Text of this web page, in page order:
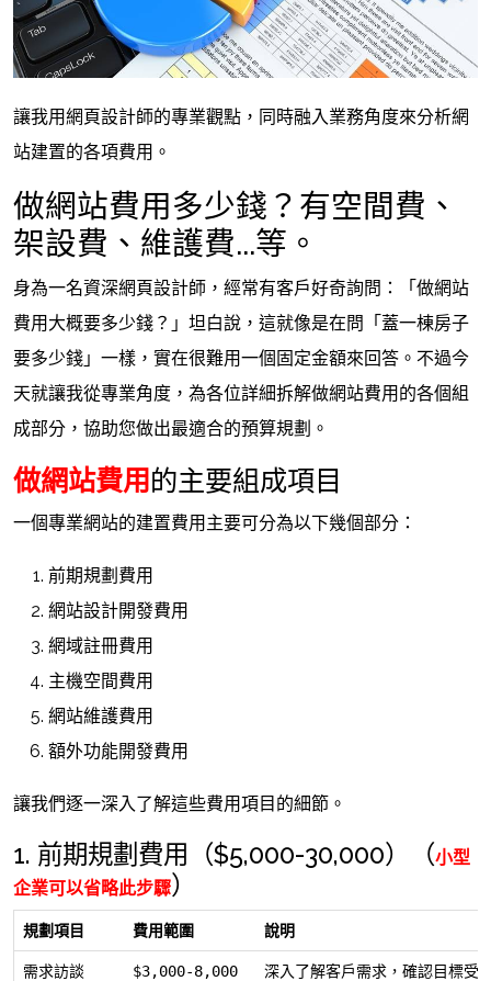
讓我用網頁設計師的專業觀點，同時融入業務角度來分析網
站建置的各項費用。
做網站費用多少錢？有空間費、
架設費、維護費...等。
身為一名資深網頁設計師，經常有客戶好奇詢問：「做網站
費用大概要多少錢？」坦白說，這就像是在問「蓋一棟房子
要多少錢」一樣，實在很難用一個固定金額來回答。不過今
天就讓我從專業角度，為各位詳細拆解做網站費用的各個組
成部分，協助您做出最適合的預算規劃。
做網站費用 的主要組成項目
一個專業網站的建置費用主要可分為以下幾個部分：
前期規劃費用
網站設計開發費用
網域註冊費用
主機空間費用
網站維護費用
額外功能開發費用
讓我們逐一深入了解這些費用項目的細節。
1. 前期規劃費用（$5,000-30,000）（小型
企業可以省略此步驟）
規劃項目 費用範圍 說明
需求訪談 $3,000-8,000 深入了解客戶需求，確認目標受